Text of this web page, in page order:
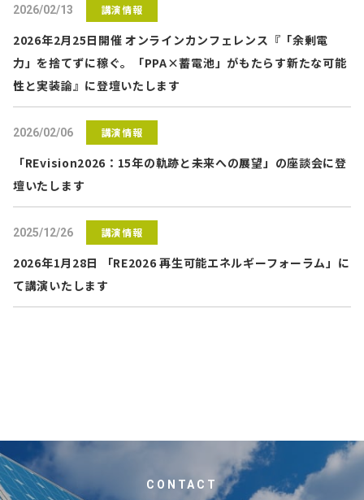
2026/02/13 講演情報
2026年2月25日開催 オンラインカンフェレンス『「余剰電
力」を捨てずに稼ぐ。「PPA×蓄電池」がもたらす新たな可能
性と実装論』に登壇いたします
2026/02/06 講演情報
「REvision2026：15年の軌跡と未来への展望」の座談会に登
壇いたします
2025/12/26 講演情報
2026年1月28日 「RE2026 再生可能エネルギーフォーラム」に
て講演いたします
CONTACT